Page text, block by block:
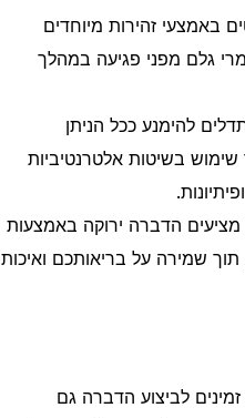
באמצעי זהירות מיוחדים
גלם מפני פגיעה במהלך
להימנע ככל הניתן
בשיטות אלטרנטיביות
מציעים הדברה ירוקה באמצעות
תוך שמירה על בריאותכם ואיכות
זמינים לביצוע הדברה גם